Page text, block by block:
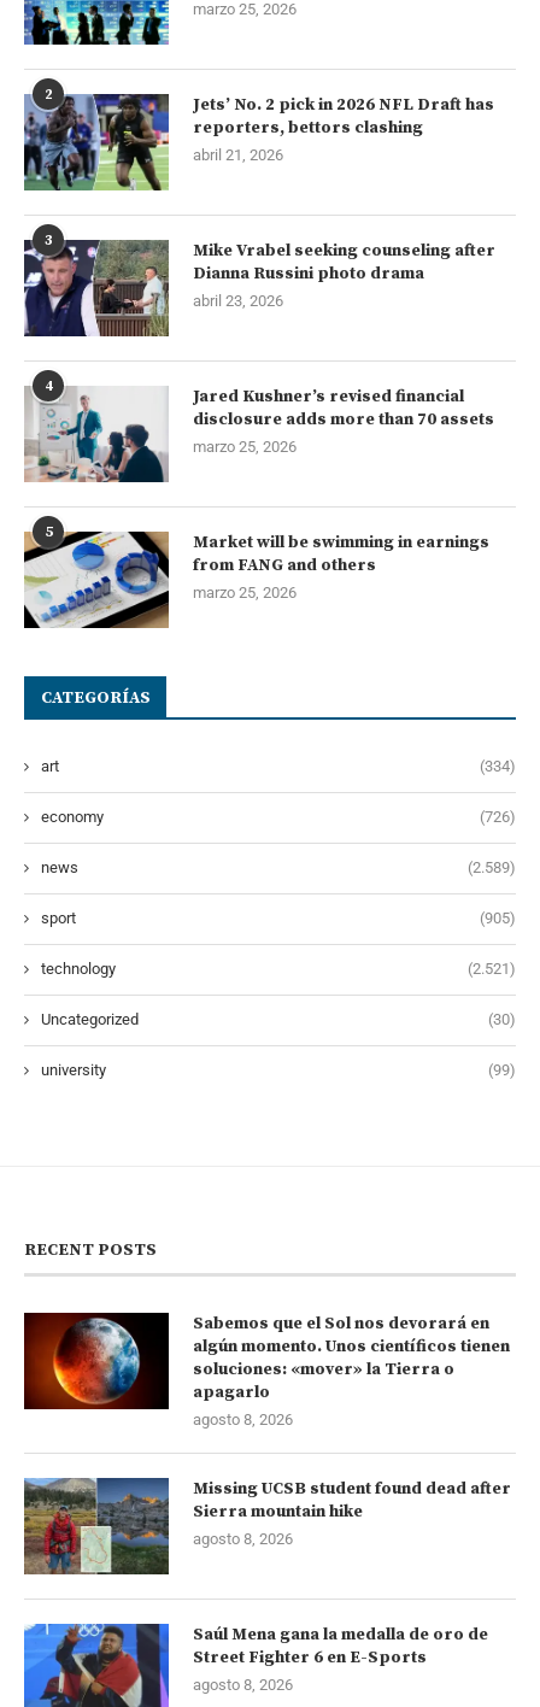
marzo 25, 2026
2
Jets’ No. 2 pick in 2026 NFL Draft has
reporters, bettors clashing
abril 21, 2026
3
Mike Vrabel seeking counseling after
Dianna Russini photo drama
abril 23, 2026
4
Jared Kushner’s revised financial
disclosure adds more than 70 assets
marzo 25, 2026
5
Market will be swimming in earnings
from FANG and others
marzo 25, 2026
CATEGORÍAS
art (334)
economy (726)
news (2.589)
sport (905)
technology (2.521)
Uncategorized (30)
university (99)
RECENT POSTS
Sabemos que el Sol nos devorará en
algún momento. Unos científicos tienen
soluciones: «mover» la Tierra o
apagarlo
agosto 8, 2026
Missing UCSB student found dead after
Sierra mountain hike
agosto 8, 2026
Saúl Mena gana la medalla de oro de
Street Fighter 6 en E-Sports
agosto 8, 2026